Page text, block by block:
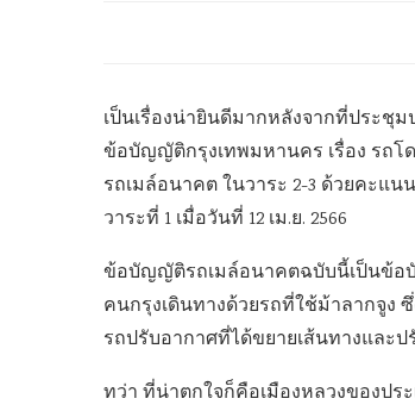
เป็นเรื่องน่ายินดีมากหลังจากที่ประชุ
ข้อบัญญัติกรุงเทพมหานคร เรื่อง รถโ
รถเมล์อนาคต ในวาระ 2-3 ด้วยคะแ
วาระที่ 1 เมื่อวันที่ 12 เม.ย. 2566
ข้อบัญญัติรถเมล์อนาคตฉบับนี้เป็นข้อบั
คนกรุงเดินทางด้วยรถที่ใช้ม้าลากจูง
รถปรับอากาศที่ได้ขยายเส้นทางและ
ทว่า ที่น่าตกใจก็คือเมืองหลวงของปร